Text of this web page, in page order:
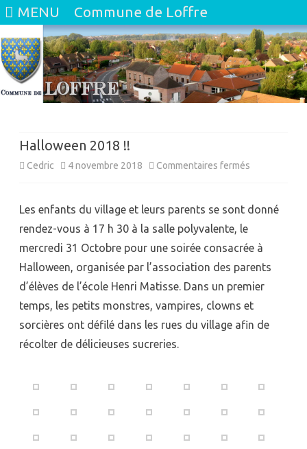
MENU Commune de Loffre
Halloween 2018 !!
Cedric 4 novembre 2018 Commentaires fermés
2018
Les enfants du village et leurs parents se sont donné
rendez-vous à 17 h 30 à la salle polyvalente, le
mercredi 31 Octobre pour une soirée consacrée à
Halloween, organisée par l’association des parents
d’élèves de l’école Henri Matisse. Dans un premier
temps, les petits monstres, vampires, clowns et
sorcières ont défilé dans les rues du village afin de
récolter de délicieuses sucreries.